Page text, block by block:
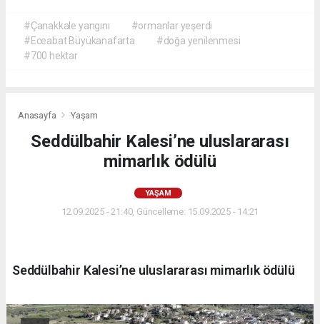
#Çanakkale yangını
#ormanlar yeşerdi
#Eceabat Büyükanafarta
#doğa yenilenmesi
#700 hektar
Anasayfa Yaşam
Seddülbahir Kalesi’ne uluslararası
mimarlık ödülü
YAŞAM
12.09.2025 - 21:40, Güncelleme: 15.09.2025 - 14:21
Seddülbahir Kalesi’ne uluslararası mimarlık ödülü